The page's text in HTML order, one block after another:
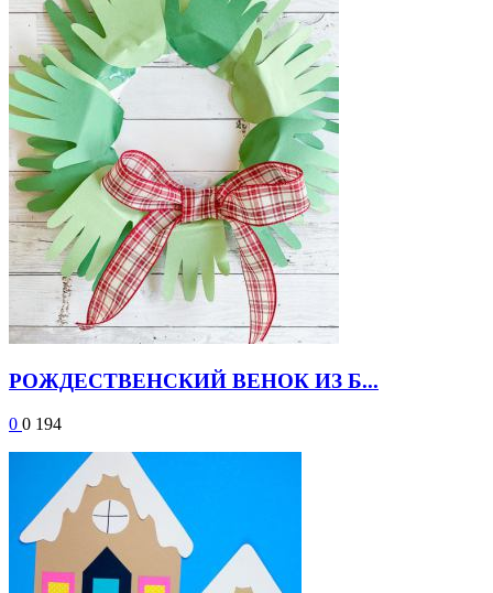
РОЖДЕСТВЕНСКИЙ ВЕНОК ИЗ Б...
0 0 194